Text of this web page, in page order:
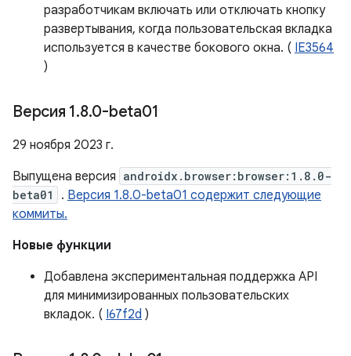
разработчикам включать или отключать кнопку
развертывания, когда пользовательская вкладка
используется в качестве бокового окна. ( IE3564
)
Версия 1.8.0-beta01
29 ноября 2023 г.
Выпущена версия androidx.browser:browser:1.8.0-
beta01
. Версия 1.8.0-beta01 содержит следующие
коммиты.
Новые функции
Добавлена ​​экспериментальная поддержка API
для минимизированных пользовательских
вкладок. ( I67f2d )